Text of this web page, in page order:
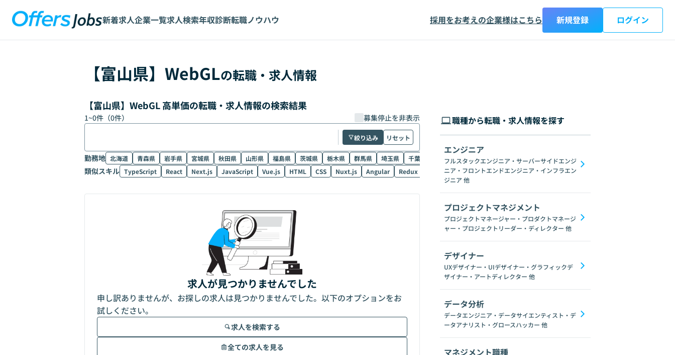
新着求人企業一覧求人検索年収診断転職ノウハウ 採用をお考えの企業様はこちら 新規登録 ログイン
【富山県】 WebGLの転職・求人情報
【富山県】WebGL 高単価の転職・求人情報の検索結果
1~0件（0件） 募集停止を非表示
絞り込み リセット
勤務地 北海道 青森県 岩手県 宮城県 秋田県 山形県 福島県 茨城県 栃木県 群馬県 埼玉県 千葉県 東京都 神奈川県 新潟県 富山県 石川県
類似スキル TypeScript React Next.js JavaScript Vue.js HTML CSS Nuxt.js Angular Redux NestJS AngularJS jQuery Webpack Vuex
求人が見つかりませんでした
申し訳ありませんが、お探しの求人は見つかりませんでした。以下のオプションをお
試しください。
求人を検索する
全ての求人を見る
職種から転職・求人情報を探す
エンジニア
フルスタックエンジニア・サーバーサイドエンジ
ニア・フロントエンドエンジニア・インフラエン
ジニア 他
プロジェクトマネジメント
プロジェクトマネージャー・プロダクトマネージ
ャー・プロジェクトリーダー・ディレクター 他
デザイナー
UXデザイナー・UIデザイナー・グラフィックデ
ザイナー・アートディレクター 他
データ分析
データエンジニア・データサイエンティスト・デ
ータアナリスト・グロースハッカー 他
マネジメント職種